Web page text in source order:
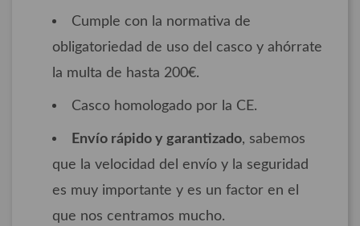
Cumple con la normativa de
obligatoriedad de uso del casco y ahórrate
la multa de hasta 200€.
Casco homologado por la CE.
Envío rápido y garantizado, sabemos
que la velocidad del envío y la seguridad
es muy importante y es un factor en el
que nos centramos mucho.